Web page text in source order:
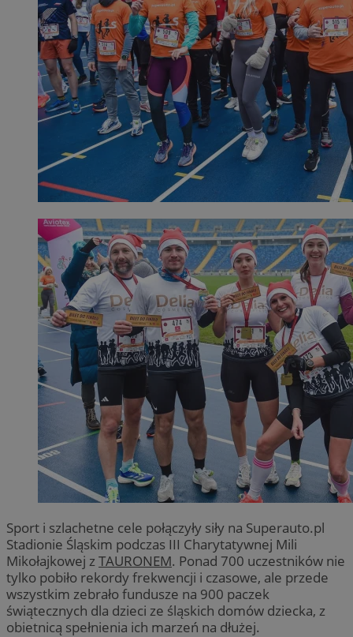
Sport i szlachetne cele połączyły siły na Superauto.pl
Stadionie Śląskim podczas III Charytatywnej Mili
Mikołajkowej zTAURONEM. Ponad 700 uczestników nie
tylko pobiło rekordy frekwencji i czasowe, ale przede
wszystkim zebrało fundusze na 900 paczek
świątecznych dla dzieci ze śląskich domów dziecka, z
obietnicą spełnienia ich marzeń na dłużej.